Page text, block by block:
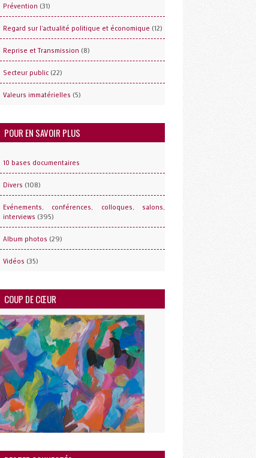
Prévention (31)
Regard sur l'actualité politique et économique (12)
Reprise et Transmission (8)
Secteur public (22)
Valeurs immatérielles (5)
POUR EN SAVOIR PLUS
10 bases documentaires
Divers (108)
Evénements, conférences, colloques, salons,
interviews (395)
Album photos (29)
Vidéos (35)
COUP DE CŒUR